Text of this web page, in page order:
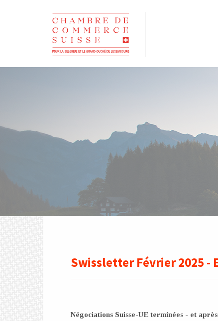
Swissletter Février 2025 -
Négociations Suisse-UE terminées - et